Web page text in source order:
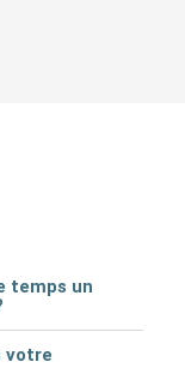
temps un
votre